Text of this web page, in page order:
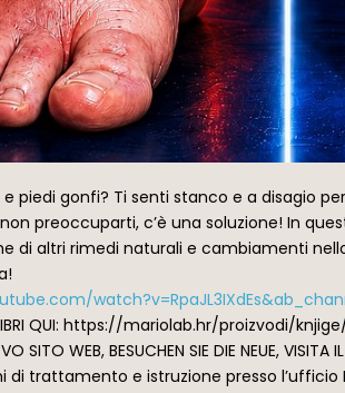
piedi gonfi? Ti senti stanco e a disagio
preoccuparti, c’è una soluzione! In
di altri rimedi naturali e cambiamenti
QUI: https://mariolab.hr/proizvodi/
SITO WEB, BESUCHEN SIE DIE NEUE,
di trattamento e istruzione presso